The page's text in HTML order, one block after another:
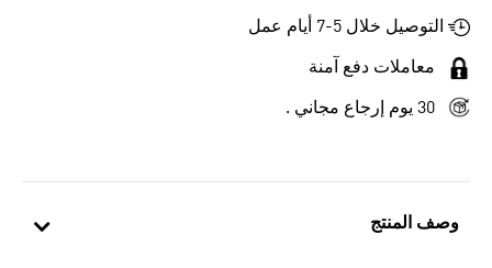
وصف المنتج
التوصيل خلال 5-7 أيام عمل
معاملات دفع آمنة